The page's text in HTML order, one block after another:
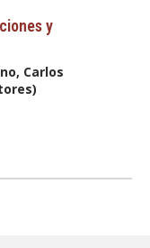
y
Carlos